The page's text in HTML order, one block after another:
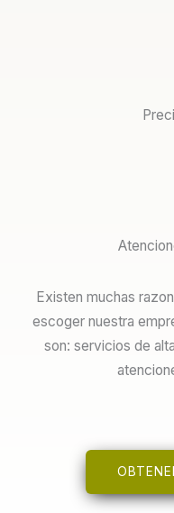
Existen muchas
escoger nuestra
son: servicios de